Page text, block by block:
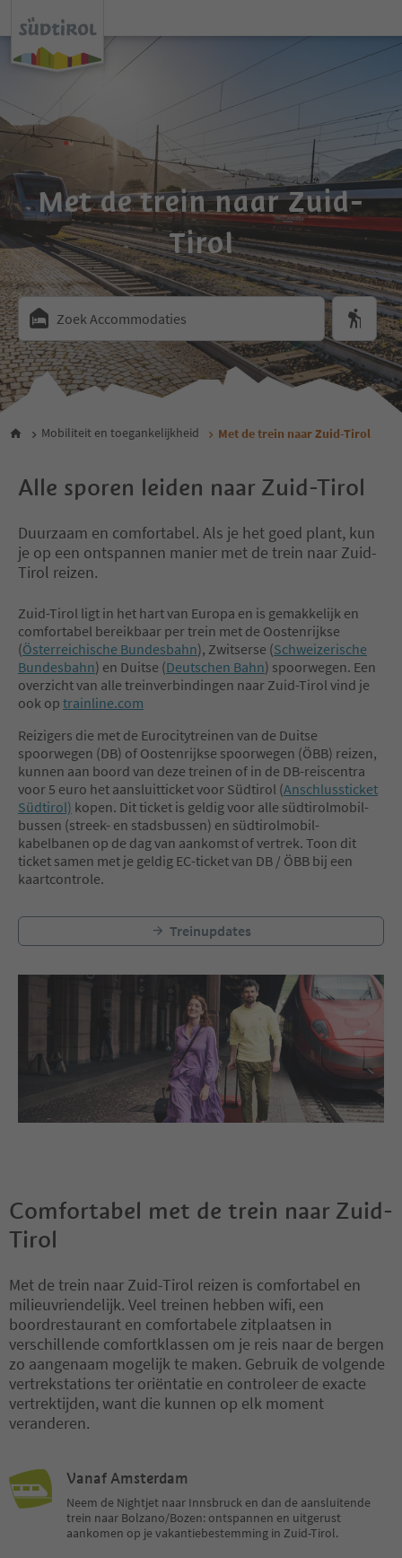
Met de trein naar Zuid-
Tirol
Zoek Accommodaties
Mobiliteit en toegankelijkheid Met de trein naar Zuid-Tirol
Alle sporen leiden naar Zuid-Tirol
Duurzaam en comfortabel. Als je het goed plant, kun
je op een ontspannen manier met de trein naar Zuid-
Tirol reizen.
Zuid-Tirol ligt in het hart van Europa en is gemakkelijk en
comfortabel bereikbaar per trein met de Oostenrijkse
(Österreichische Bundesbahn), Zwitserse (Schweizerische
Bundesbahn) en Duitse (Deutschen Bahn) spoorwegen. Een
overzicht van alle treinverbindingen naar Zuid-Tirol vind je
ook op trainline.com
Reizigers die met de Eurocitytreinen van de Duitse
spoorwegen (DB) of Oostenrijkse spoorwegen (ÖBB) reizen,
kunnen aan boord van deze treinen of in de DB-reiscentra
voor 5 euro het aansluitticket voor Südtirol (Anschlussticket
Südtirol) kopen. Dit ticket is geldig voor alle südtirolmobil-
bussen (streek- en stadsbussen) en südtirolmobil-
kabelbanen op de dag van aankomst of vertrek. Toon dit
ticket samen met je geldig EC-ticket van DB / ÖBB bij een
kaartcontrole.
Treinupdates
Comfortabel met de trein naar Zuid-
Tirol
Met de trein naar Zuid-Tirol reizen is comfortabel en
milieuvriendelijk. Veel treinen hebben wifi, een
boordrestaurant en comfortabele zitplaatsen in
verschillende comfortklassen om je reis naar de bergen
zo aangenaam mogelijk te maken. Gebruik de volgende
vertrekstations ter oriëntatie en controleer de exacte
vertrektijden, want die kunnen op elk moment
veranderen.
Vanaf Amsterdam
Neem de Nightjet naar Innsbruck en dan de aansluitende
trein naar Bolzano/Bozen: ontspannen en uitgerust
aankomen op je vakantiebestemming in Zuid-Tirol.